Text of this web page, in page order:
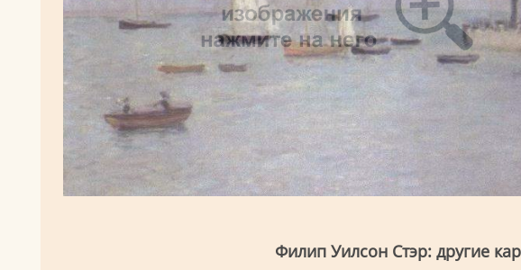
Филип Уилсон Стэр: другие